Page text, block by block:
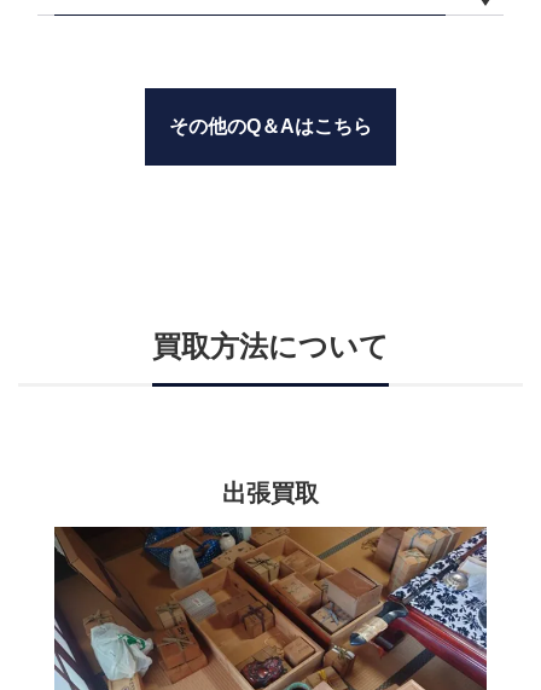
その他のQ＆Aはこちら
買取方法について
出張買取